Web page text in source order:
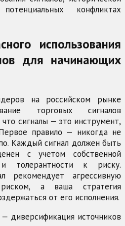
конфликтах
использования
для начинающих
на российском рынке
торговых сигналов
что сигналы — это инструмент,
правило — никогда не
Каждый сигнал должен быть
с учетом собственной
толерантности к риску.
рекомендует агрессивную
а ваша стратегия
от его исполнения.
диверсификация источников